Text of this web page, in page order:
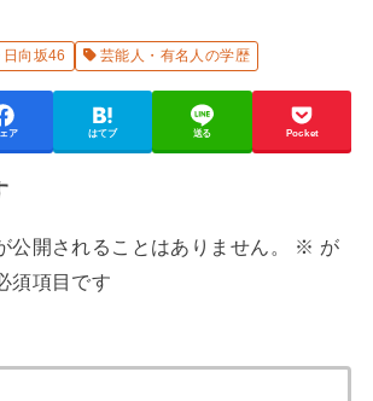
日向坂46 芸能人・有名人の学歴
ア はてブ 送る Pocket
公開されることはありません。 ※ が
須項目です